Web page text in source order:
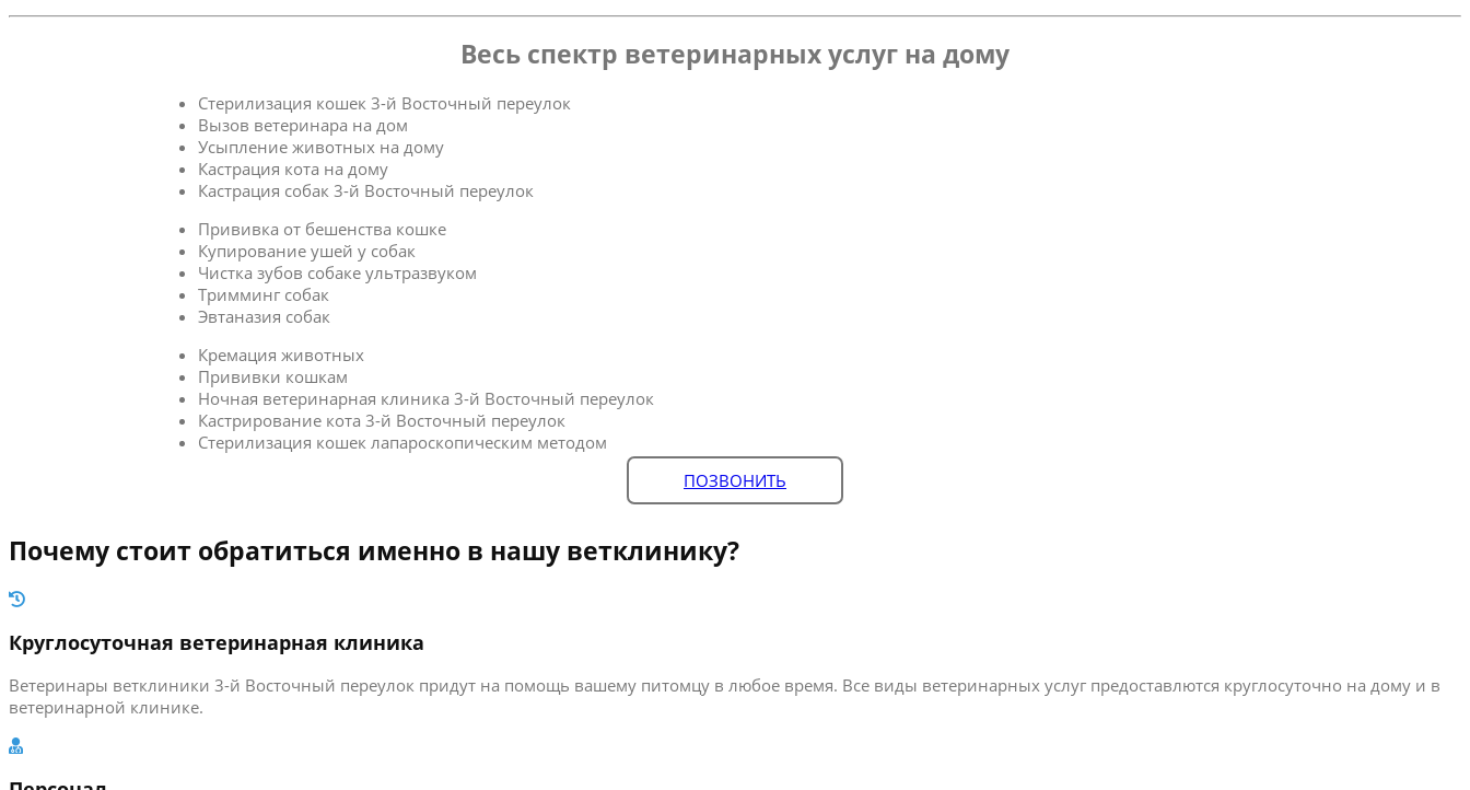
Весь спектр ветеринарных услуг на дому
Стерилизация кошек 3-й Восточный переулок
Вызов ветеринара на дом
Усыпление животных на дому
Кастрация кота на дому
Кастрация собак 3-й Восточный переулок
Прививка от бешенства кошке
Купирование ушей у собак
Чистка зубов собаке ультразвуком
Тримминг собак
Эвтаназия собак
Кремация животных
Прививки кошкам
Ночная ветеринарная клиника 3-й Восточный переулок
Кастрирование кота 3-й Восточный переулок
Стерилизация кошек лапароскопическим методом
ПОЗВОНИТЬ
Почему стоит обратиться именно в нашу ветклинику?
Круглосуточная ветеринарная клиника
Ветеринары ветклиники 3-й Восточный переулок придут на помощь вашему питомцу в любое время. Все виды ветеринарных услуг предоставлются круглосуточно на дому и в
ветеринарной клинике.